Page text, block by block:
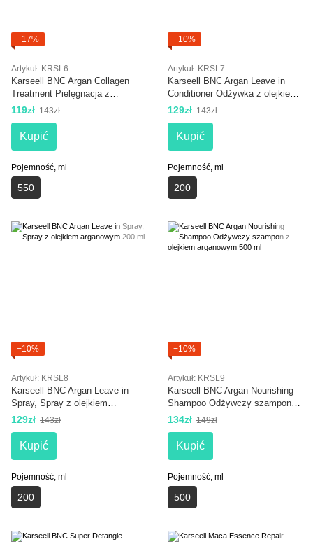
−17%
Artykuł: KRSL6
Karseell BNC Argan Collagen
Treatment Pielęgnacja z
kolagenem i olejem arganowym
119zł 143zł
Kupić
Pojemność, ml
550
−10%
Artykuł: KRSL7
Karseell BNC Argan Leave in
Conditioner Odżywka z olejkiem
arganowym 200 ml
129zł 143zł
Kupić
Pojemność, ml
200
−10%
Artykuł: KRSL8
Karseell BNC Argan Leave in
Spray, Spray z olejkiem
arganowym 200 ml
129zł 143zł
Kupić
Pojemność, ml
200
−10%
Artykuł: KRSL9
Karseell BNC Argan Nourishing
Shampoo Odżywczy szampon z
olejkiem arganowym 500 ml
134zł 149zł
Kupić
Pojemność, ml
500